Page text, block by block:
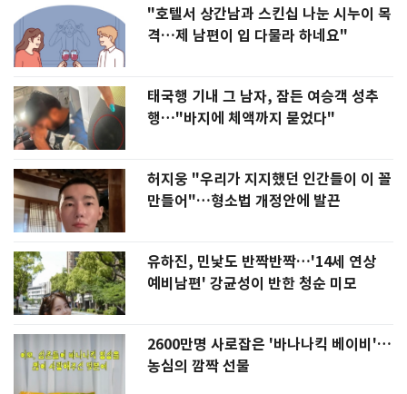
"호텔서 상간남과 스킨십 나눈 시누이 목
격…제 남편이 입 다물라 하네요"
태국행 기내 그 남자, 잠든 여승객 성추
행…"바지에 체액까지 묻었다"
허지웅 "우리가 지지했던 인간들이 이 꼴
만들어"…형소법 개정안에 발끈
유하진, 민낯도 반짝반짝…'14세 연상
예비남편' 강균성이 반한 청순 미모
2600만명 사로잡은 '바나나킥 베이비'…
농심의 깜짝 선물